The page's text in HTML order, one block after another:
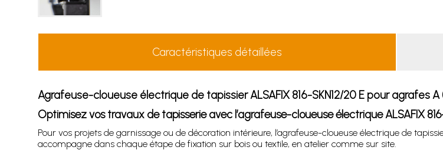
Caractéristiques détaillées
Agrafeuse-cloueuse électrique de tapissier ALSAFIX 816-SKN12/20 E pour agrafes
Optimisez vos travaux de tapisserie avec l’agrafeuse-cloueuse électrique ALSAFIX
Pour vos projets de garnissage ou de décoration intérieure, l’agrafeuse-cloueuse électrique de
accompagne dans chaque étape de fixation sur bois ou textile, en atelier comme sur site.